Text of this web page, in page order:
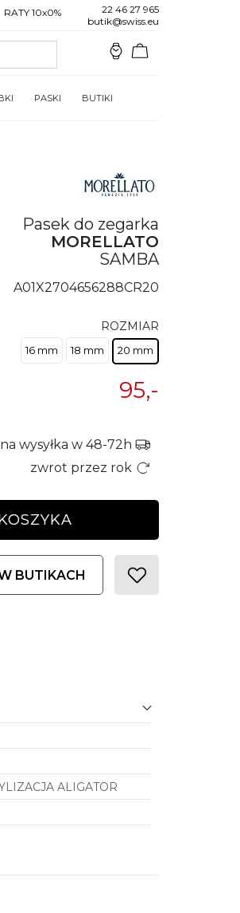
RATY 10x0%
22 46 27 965
butik@swiss.eu
PASKI BUTIKI
Pasek do zegarka
MORELLATO
SAMBA
A01X2704656288CR20
ROZMIAR
16 mm 18 mm 20 mm
95,-
wysyłka w 48-72h
zwrot przez rok
BUTIKACH
ALIGATOR